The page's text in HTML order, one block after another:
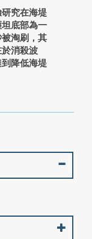
究在海堤
底部為一
淘刷，其
消殺波
降低海堤